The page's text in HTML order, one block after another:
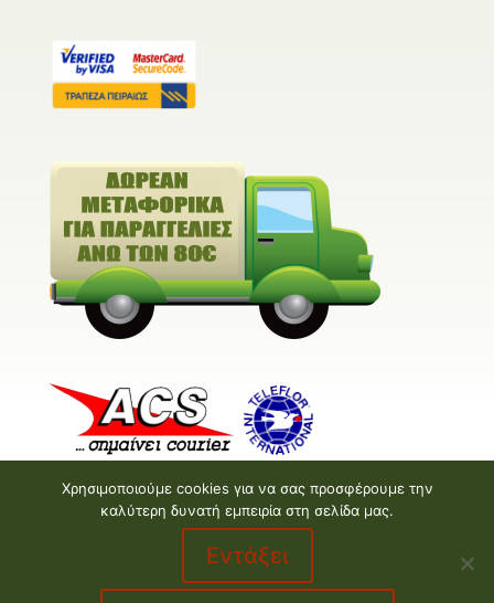
Valentine E-shop © 2026 | Design and Development
Χρησιμοποιούμε cookies για να σας προσφέρουμε την
καλύτερη δυνατή εμπειρία στη σελίδα μας.
Εντάξει